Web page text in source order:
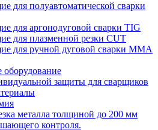
для полуавтоматической сварки
для аргонодуговой сварки TIG
для плазменной резки CUT
для ручной дуговой сварки MMA
оборудование
защиты для сварщиков
металла толщиной до 200 мм